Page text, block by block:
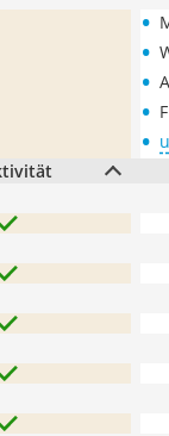
•
•
•
•
•